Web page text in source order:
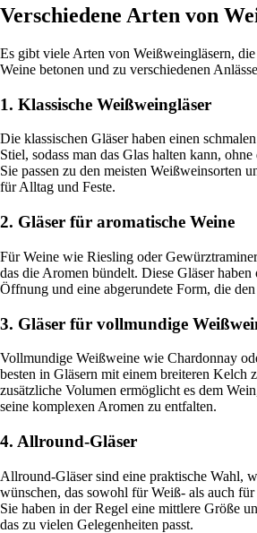
Verschiedene Arten von
Es gibt viele Arten von Weißweingläsern,
Weine betonen und zu verschiedenen
1. Klassische Weißweingläser
Die klassischen Gläser haben einen
Stiel, sodass man das Glas halten kann,
Sie passen zu den meisten Weißweinsorten
für Alltag und Feste.
2. Gläser für aromatische Weine
Für Weine wie Riesling oder
das die Aromen bündelt. Diese Gläser haben
Öffnung und eine abgerundete Form, die
3. Gläser für vollmundige
Vollmundige Weißweine wie Chardonnay
besten in Gläsern mit einem breiteren Kelch
zusätzliche Volumen ermöglicht es dem
seine komplexen Aromen zu entfalten.
4. Allround-Gläser
Allround-Gläser sind eine praktische Wahl,
wünschen, das sowohl für Weiß- als auch
Sie haben in der Regel eine mittlere Größe
das zu vielen Gelegenheiten passt.